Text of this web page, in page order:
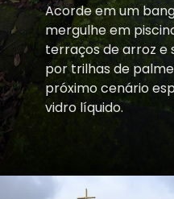
Acorde em um
mergulhe em
terraços de arroz e
por trilhas de
próximo cenário
vidro líquido.